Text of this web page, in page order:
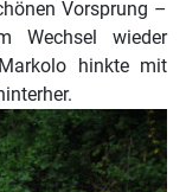
Vorsprung –
Wechsel wieder
hinkte mit